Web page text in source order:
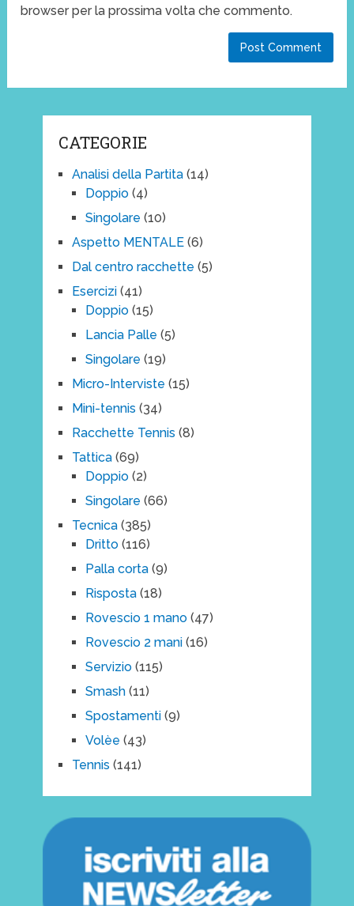
browser per la prossima volta che commento.
CATEGORIE
Analisi della Partita(14)
Doppio(4)
Singolare (10)
Aspetto MENTALE(6)
Dal centro racchette (5)
Esercizi(41)
Doppio(15)
Lancia Palle (5)
Singolare (19)
Micro-Interviste (15)
Mini-tennis (34)
Racchette Tennis (8)
Tattica(69)
Doppio(2)
Singolare (66)
Tecnica(385)
Dritto(116)
Palla corta(9)
Risposta(18)
Rovescio 1 mano(47)
Rovescio 2 mani(16)
Servizio(115)
Smash(11)
Spostamenti(9)
Volèe (43)
Tennis (141)